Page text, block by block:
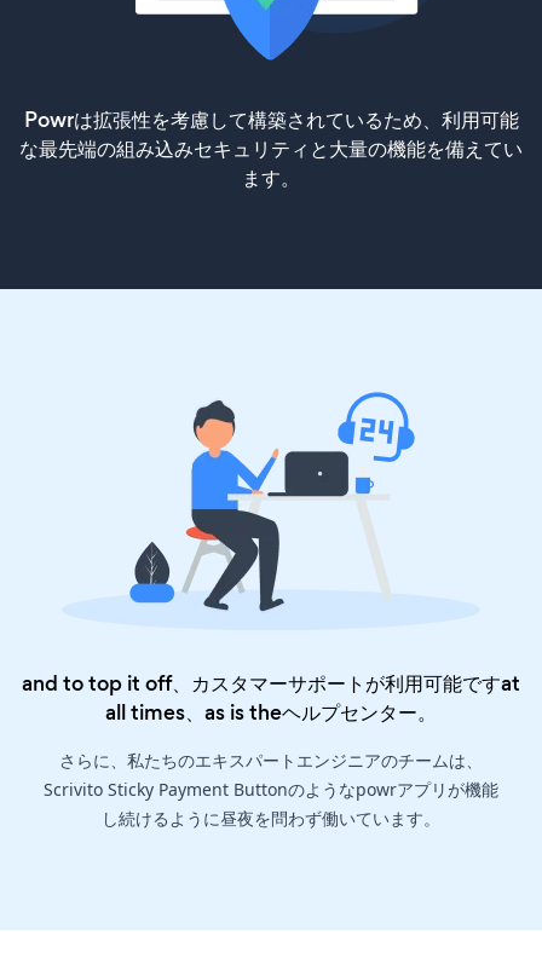
Powrは拡張性を考慮して構築されているため、利用可能
な最先端の組み込みセキュリティと大量の機能を備えてい
ます。
and to top it off、カスタマーサポートが利用可能ですat
all times、as is theヘルプセンター。
さらに、私たちのエキスパートエンジニアのチームは、
Scrivito Sticky Payment Buttonのようなpowrアプリが機能
し続けるように昼夜を問わず働いています。